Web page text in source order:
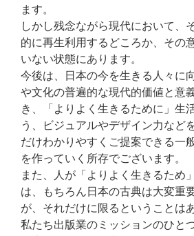
ます。
しかし残念ながら現代において、
的に再生利用するどころか、その
いない状態にあります。
今後は、日本の今を生きる人々に
や文化の普遍的な現代的価値と意
き、「よりよく生きるために」生
う、ビジュアルやデザイン力など
だけわかりやすくご提案できる一
を作っていく所存でございます。
また、人が「よりよく生きるため
は、もちろん日本の古典は大変重
が、それだけに限るということは
私たち出版業のミッションのひと